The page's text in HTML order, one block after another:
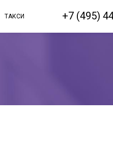
ТАКСИ +7 (495)